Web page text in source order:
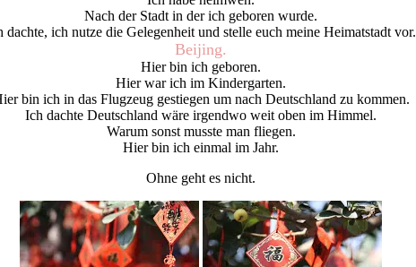
Nach der Stadt in der ich geboren wurde.
dachte, ich nutze die Gelegenheit und stelle euch meine Heimatstadt vor.
Beijing.
Hier bin ich geboren.
Hier war ich im Kindergarten.
bin ich in das Flugzeug gestiegen um nach Deutschland zu kommen.
Ich dachte Deutschland wäre irgendwo weit oben im Himmel.
Warum sonst musste man fliegen.
Hier bin ich einmal im Jahr.
Ohne geht es nicht.